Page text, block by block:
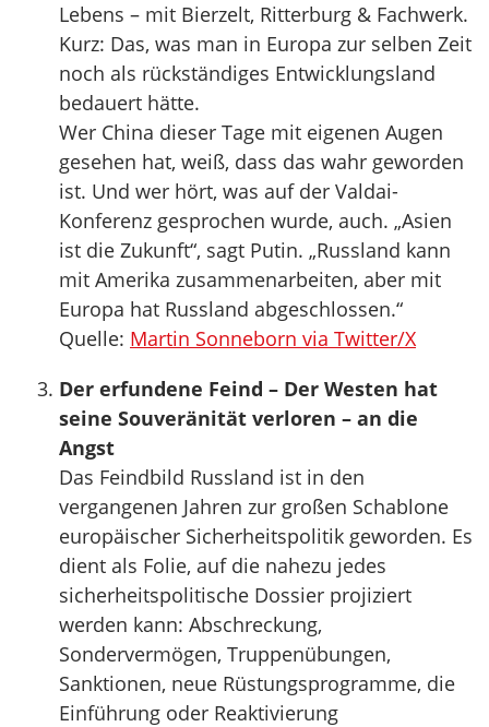
Lebens – mit Bierzelt, Ritterburg & Fachwerk.
Kurz: Das, was man in Europa zur selben Zeit
noch als rückständiges Entwicklungsland
bedauert hätte.
Wer China dieser Tage mit eigenen Augen
gesehen hat, weiß, dass das wahr geworden
ist. Und wer hört, was auf der Valdai-
Konferenz gesprochen wurde, auch. „Asien
ist die Zukunft“, sagt Putin. „Russland kann
mit Amerika zusammenarbeiten, aber mit
Europa hat Russland abgeschlossen.“
Quelle: Martin Sonneborn via Twitter/X
Der erfundene Feind – Der Westen hat
seine Souveränität verloren – an die
Angst
Das Feindbild Russland ist in den
vergangenen Jahren zur großen Schablone
europäischer Sicherheitspolitik geworden. Es
dient als Folie, auf die nahezu jedes
sicherheitspolitische Dossier projiziert
werden kann: Abschreckung,
Sondervermögen, Truppenübungen,
Sanktionen, neue Rüstungsprogramme, die
Einführung oder Reaktivierung